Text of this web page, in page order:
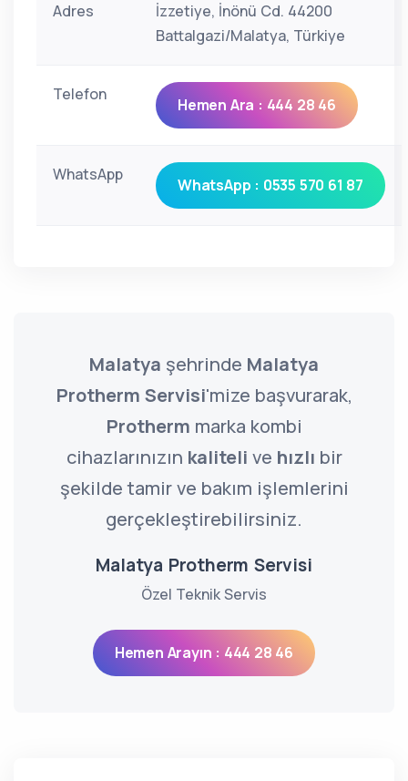
Adres
İzzetiye, İnönü Cd. 44200
Battalgazi/Malatya, Türkiye
Telefon
Hemen Ara : 444 28 46
WhatsApp
WhatsApp : 0535 570 61 87
Malatya şehrinde Malatya
Protherm Servisi'mize başvurarak,
Protherm marka kombi
cihazlarınızın kaliteli ve hızlı bir
şekilde tamir ve bakım işlemlerini
gerçekleştirebilirsiniz.
Malatya Protherm Servisi
Özel Teknik Servis
Hemen Arayın : 444 28 46